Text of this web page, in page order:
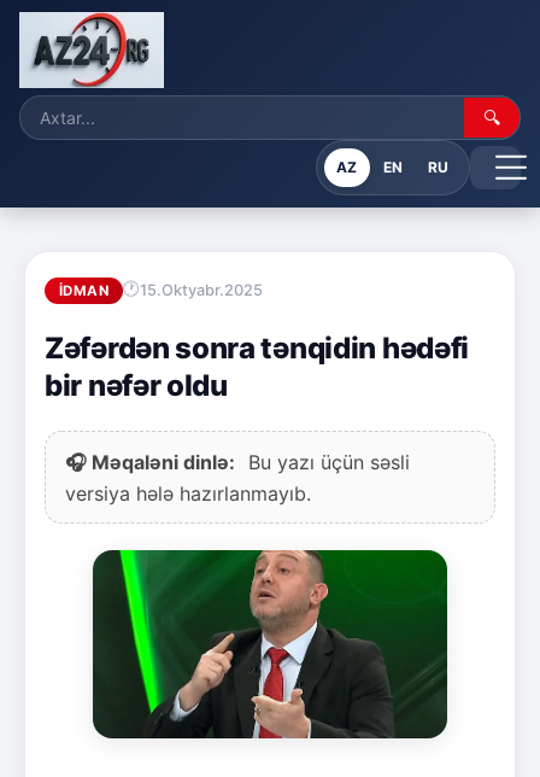
🔍
AZ EN RU
İDMAN 15.Oktyabr.2025
Zəfərdən sonra tənqidin hədəfi
bir nəfər oldu
🎧 Məqaləni dinlə:
Bu yazı üçün səsli
versiya hələ hazırlanmayıb.